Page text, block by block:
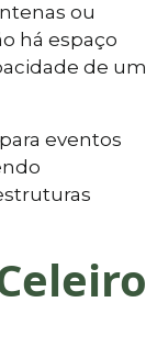
ou
há espaço
de um
eventos